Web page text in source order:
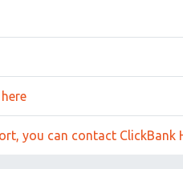
you can contact ClickBank